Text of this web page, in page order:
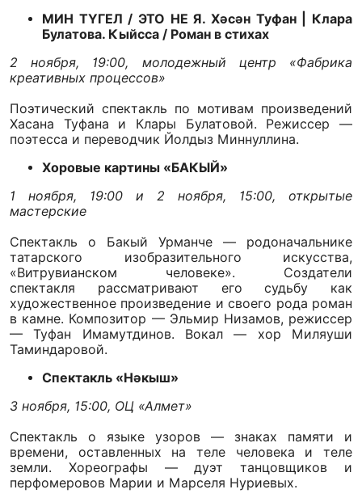
МИН ТҮГЕЛ / ЭТО НЕ Я. Хәсән Туфан | Клара
Булатова. Кыйсса / Роман в стихах
2 ноября, 19:00, молодежный центр «Фабрика
креативных процессов»
Поэтический спектакль по мотивам произведений
Хасана Туфана и Клары Булатовой. Режиссер —
поэтесса и переводчик Йолдыз Миннуллина.
Хоровые картины «БАКЫЙ»
1 ноября, 19:00 и 2 ноября, 15:00, открытые
мастерские
Спектакль о Бакый Урманче — родоначальнике
татарского изобразительного искусства,
«Витрувианском человеке». Создатели
спектакля рассматривают его судьбу как
художественное произведение и своего рода роман
в камне. Композитор — Эльмир Низамов, режиссер
— Туфан Имамутдинов. Вокал — хор Миляуши
Таминдаровой.
Спектакль «Нәкыш»
3 ноября, 15:00, ОЦ «Алмет»
Спектакль о языке узоров — знаках памяти и
времени, оставленных на теле человека и теле
земли. Хореографы — дуэт танцовщиков и
перфомеровов Марии и Марселя Нуриевых.